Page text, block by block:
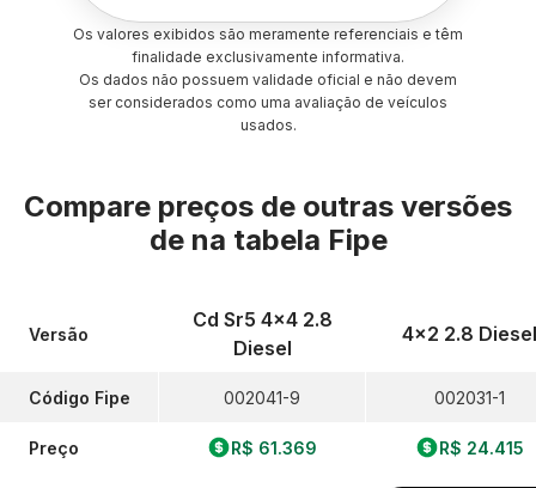
Os valores exibidos são meramente referenciais e têm
finalidade exclusivamente informativa.
Os dados não possuem validade oficial e não devem
ser considerados como uma avaliação de veículos
usados.
Compare preços de outras versões
de na tabela Fipe
Versão
Código Fipe
Preço
Cd Sr5 4x4 2.8
Diesel
002041-9
R$ 61.369
4x2 2.8 Diesel
002031-1
R$ 24.415